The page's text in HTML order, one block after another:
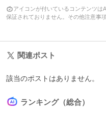
アイコンが付いているコンテンツは
保証されておりません。その他注意事
関連ポスト
該当のポストはありません。
ランキング（総合）